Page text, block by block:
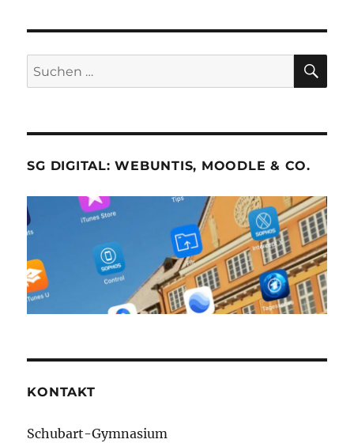
Suche
nach:
SG DIGITAL: WEBUNTIS, MOODLE & CO.
KONTAKT
Schubart-Gymnasium